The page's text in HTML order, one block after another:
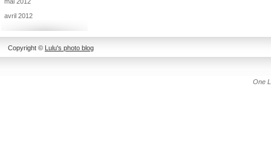
avril 2012
Copyright © Lulu's photo blog
One